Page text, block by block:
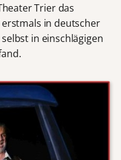
Trier das
erstmals in deutscher
in einschlägigen